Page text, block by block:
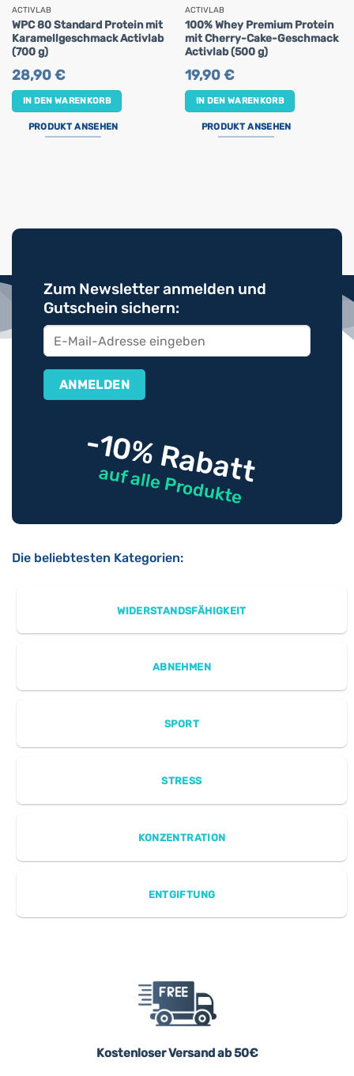
ACTIVLAB
WPC 80 Standard Protein mit
Karamellgeschmack Activlab
(700 g)
28,90€
IN DEN WARENKORB
PRODUKT ANSEHEN
ACTIVLAB
100% Whey Premium Protein
mit Cherry-Cake-Geschmack
Activlab (500 g)
19,90€
IN DEN WARENKORB
PRODUKT ANSEHEN
Zum Newsletter anmelden und
Gutschein sichern:
-10% Rabatt
auf alle Produkte
Die beliebtesten Kategorien:
WIDERSTANDSFÄHIGKEIT
ABNEHMEN
SPORT
STRESS
KONZENTRATION
ENTGIFTUNG
Kostenloser Versand ab 50€